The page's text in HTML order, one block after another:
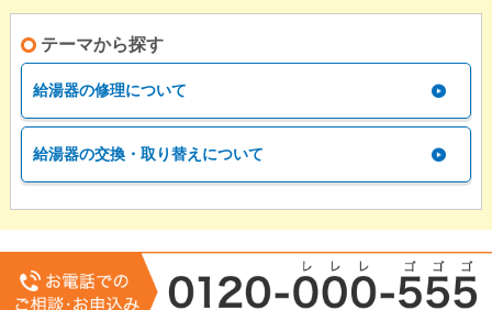
テーマから探す
給湯器の修理について
給湯器の交換・取り替えについて